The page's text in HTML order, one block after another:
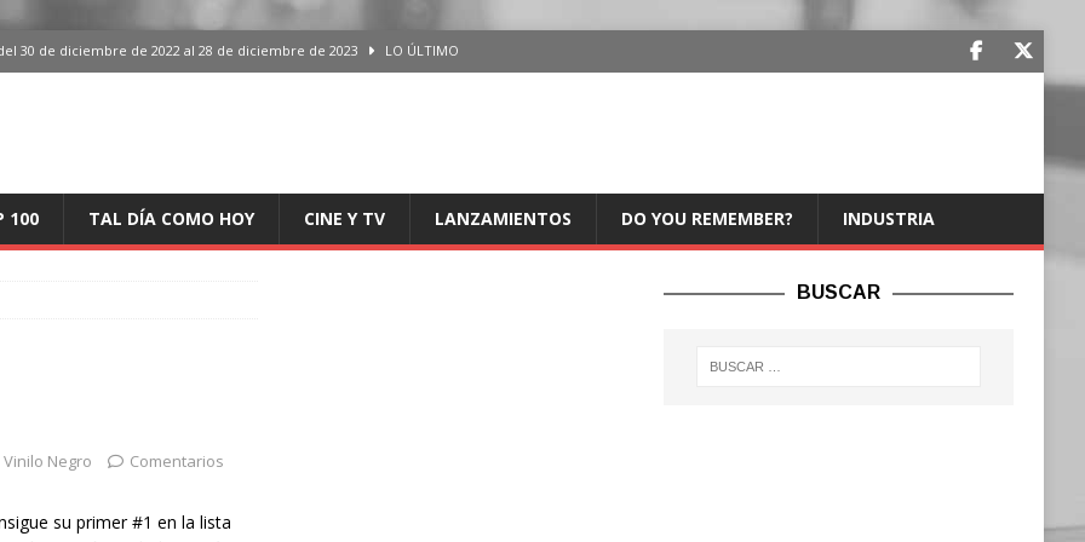
30 de diciembre de 2022 al 28 de diciembre de 2023 LO ÚLTIMO
España, del 30 de diciembre de 2022 al 28 de diciembre de 2023
en España, del 30 de diciembre de 2022 al 28 de diciembre de 2023 LO
de 2022 al 28 de diciembre de 2023
100 TAL DÍA COMO HOY CINE Y TV LANZAMIENTOS DO YOU REMEMBER? INDUSTRIA
Vinilo Negro
Comentarios
su primer #1 en la lista
BUSCAR